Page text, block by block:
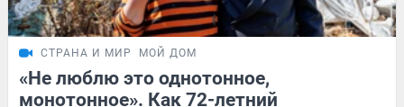
СТРАНА И МИР МОЙ ДОМ
«Не люблю это однотонное,
монотонное». Как 72-летний